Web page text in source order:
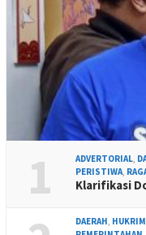
1 ADVERTORIAL,
PERISTIWA,
Klarifikasi
DAERAH, HUKRIM